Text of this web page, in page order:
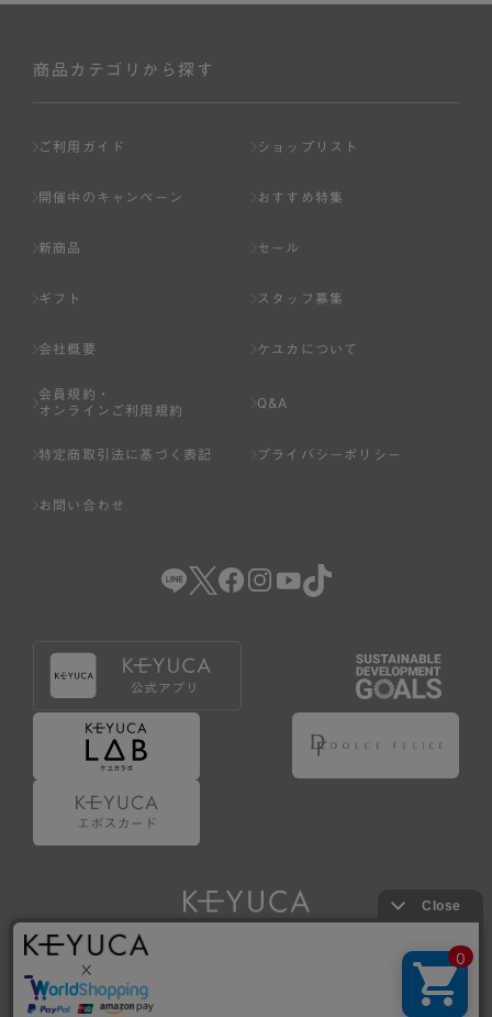
ません。
ページへの入力、または弊社が別途指定する方法に従って
基づき判断した場合は、弊社は、その登録を取り消すこと
のいずれかの事由に該当する場合は、その登録を拒否し、
または事前に通知することなく一旦なされた登録を取り消
いる場合。
（5） その他、本規約または個別規定に違反した場合。
4.会員登録が取り消された場合においても、当該会員は、
弊社とのお取引等により既に発生した支払義務等の取引上
の義務および本規約上の義務の履行責任を免れないものと
します。
5.仮登録とは、ケユカが提供するアプリ等でサービスを利
用するための簡易的な会員登録（以下「仮登録」といいま
6.仮登録をすることで、第9条のポイント付与を受けるこ
とができます。
7.仮登録状態はポイントの利用は行えず、第3条1項の通り
に登録完了することでポイント利用が行えるようになりま
す。
商品カテゴリから探す
ご利用ガイド ショップリスト
開催中のキャンペーン おすすめ特集
新商品 セール
ギフト スタッフ募集
会社概要 ケユカについて
会員規約・
オンラインご利用規約
Q&A
特定商取引法に基づく表記 プライバシーポリシー
お問い合わせ
Copyright © KAWAJUN Co., Ltd. All Rights Reserved.